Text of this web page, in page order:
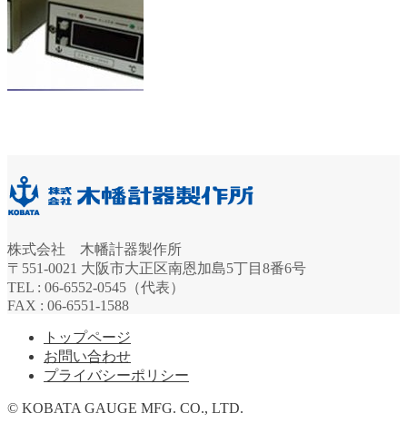
株式会社 木幡計器製作所
〒551-0021 大阪市大正区南恩加島5丁目8番6号
TEL : 06-6552-0545（代表）
FAX : 06-6551-1588
トップページ
お問い合わせ
プライバシーポリシー
© KOBATA GAUGE MFG. CO., LTD.